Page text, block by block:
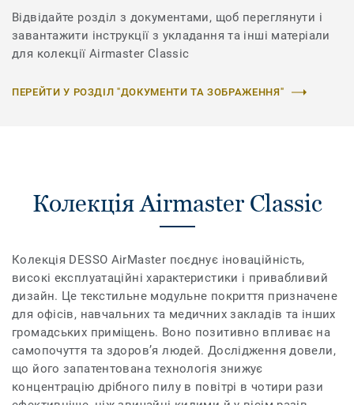
Відвідайте розділ з документами, щоб переглянути і
завантажити інструкції з укладання та інші матеріали
для колекції Airmaster Classic
ПЕРЕЙТИ У РОЗДІЛ "ДОКУМЕНТИ ТА ЗОБРАЖЕННЯ"
Колекція Airmaster Classic
Колекція DESSO AirMaster поєднує іноваційність,
високі експлуатаційні характеристики і привабливий
дизайн. Це текстильне модульне покриття призначене
для офісів, навчальних та медичних закладів та інших
громадських приміщень. Воно позитивно впливає на
самопочуття та здоров’я людей. Дослідження довели,
що його запатентована технологія знижує
концентрацію дрібного пилу в повітрі в чотири рази